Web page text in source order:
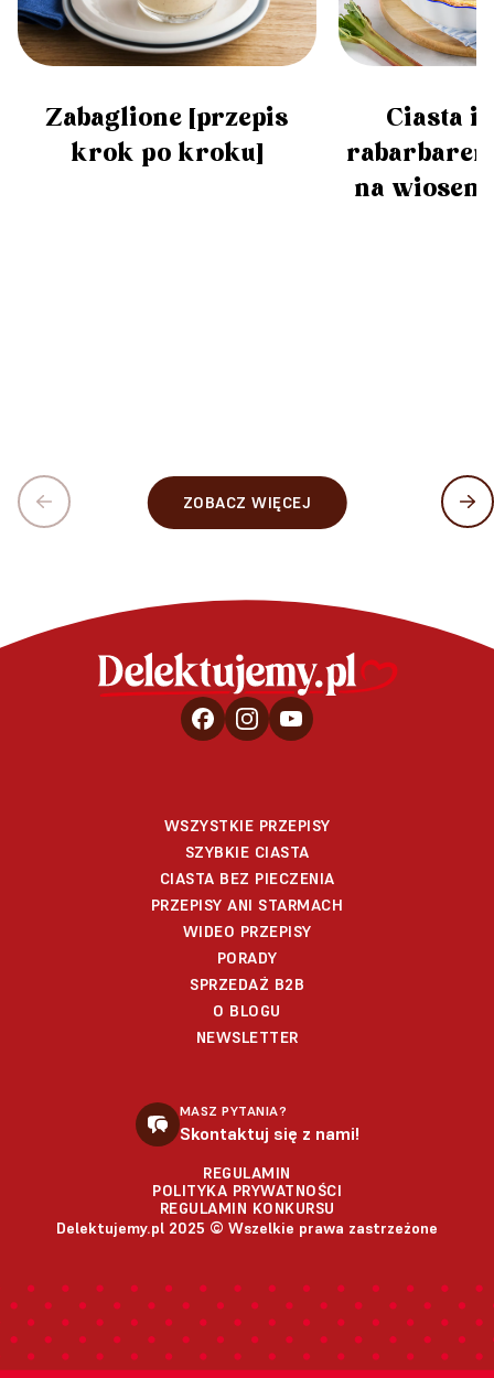
Zabaglione [przepis
krok po kroku]
Ciasta i
na
ZOBACZ WIĘCEJ
WSZYSTKIE PRZEPISY
SZYBKIE CIASTA
CIASTA BEZ PIECZENIA
PRZEPISY ANI STARMACH
WIDEO PRZEPISY
PORADY
SPRZEDAŻ B2B
O BLOGU
NEWSLETTER
MASZ PYTANIA?
Skontaktuj się z nami!
REGULAMIN
POLITYKA PRYWATNOŚCI
REGULAMIN KONKURSU
Delektujemy.pl 2025 © Wszelkie prawa zastrzeżone